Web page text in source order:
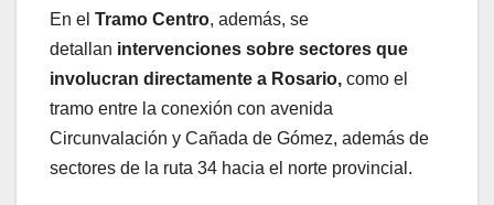
En el Tramo Centro, además, se
detallan intervenciones sobre sectores que
involucran directamente a Rosario, como el
tramo entre la conexión con avenida
Circunvalación y Cañada de Gómez, además de
sectores de la ruta 34 hacia el norte provincial.